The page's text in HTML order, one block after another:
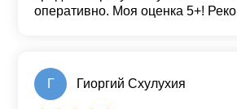
оперативно. Моя оценка 5+!
Г Гиоргий Схулухия